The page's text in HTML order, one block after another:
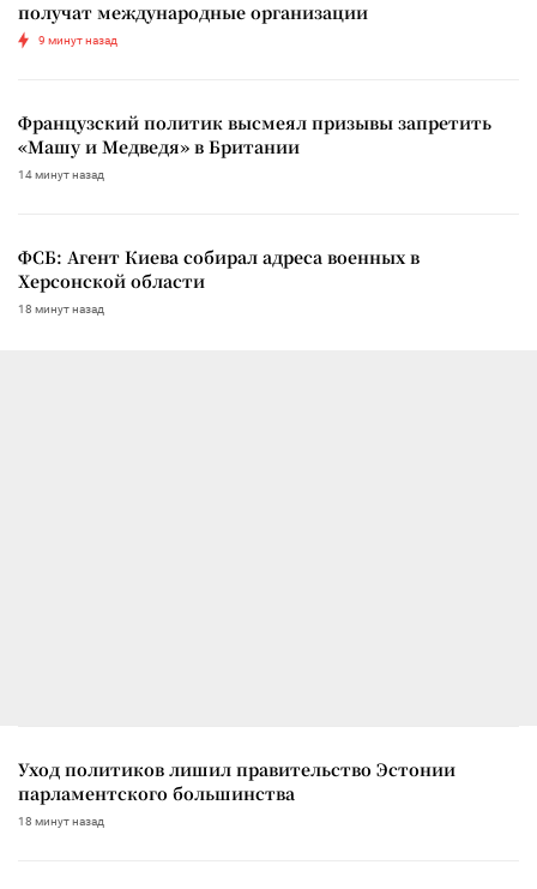
получат международные организации
9 минут назад
Французский политик высмеял призывы запретить
«Машу и Медведя» в Британии
14 минут назад
ФСБ: Агент Киева собирал адреса военных в
Херсонской области
18 минут назад
Уход политиков лишил правительство Эстонии
парламентского большинства
18 минут назад